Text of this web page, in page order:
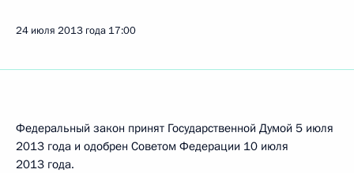
24 июля 2013 года 17:00
Федеральный закон принят Государственной Думой 5 июля
2013 года и одобрен Советом Федерации 10 июля
2013 года.